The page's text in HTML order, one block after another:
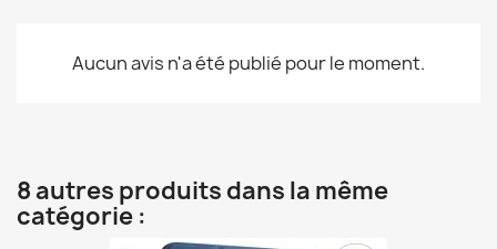
Aucun avis n'a été publié pour le moment.
8 autres produits dans la même
catégorie :